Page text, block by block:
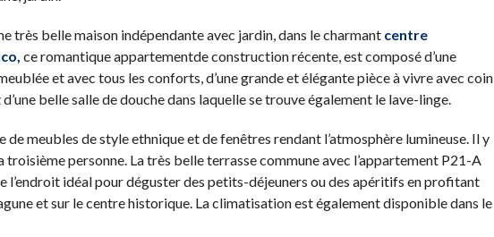
très belle maison indépendante avec jardin, dans le charmant centre
ce romantique appartementde construction récente, est composé d’une
et avec tous les conforts, d’une grande et élégante pièce à vivre avec coin
belle salle de douche dans laquelle se trouve également le lave-linge.
de meubles de style ethnique et de fenêtres rendant l’atmosphère lumineuse. Il y
troisième personne. La très belle terrasse commune avec l’appartement P21-A
l’endroit idéal pour déguster des petits-déjeuners ou des apéritifs en profitant
et sur le centre historique. La climatisation est également disponible dans le